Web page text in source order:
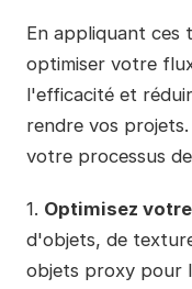
En appliquant ces
optimiser votre
l'efficacité et
rendre vos
votre processus
1. Optimisez
d'objets, de
objets proxy pour